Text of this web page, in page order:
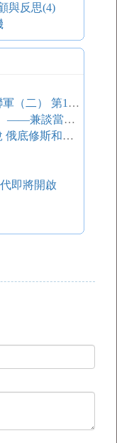
與反思(4)
晚清七十年 第四部 義和團與八國聯軍（二） 第1章傳教、信教、吃教、反教形形色色平議
高曉聲的小說及其“國民性話語” ——兼談當代文學史寫作
諸神的傳說 第八部 俄底修斯的傳說 俄底修斯和珀涅羅珀
即將開啟